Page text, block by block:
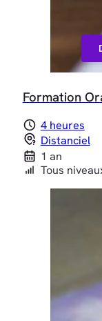
Formation
4 heures
Distanciel
1 an
Tous